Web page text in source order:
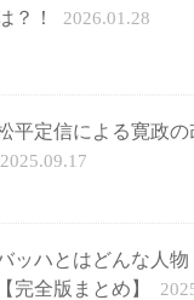
？！ 2026.01.28
平定信による寛政
2025.09.17
ッハとはどんな人
【完全版まとめ】